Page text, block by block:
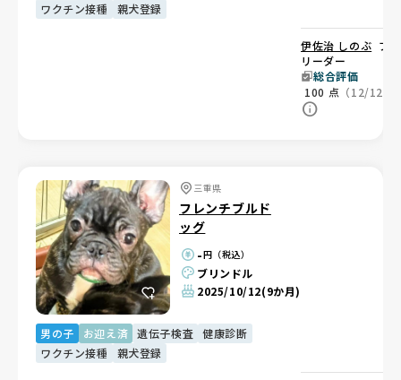
ワクチン接種
親犬登録
伊佐治 しのぶ ブ
リーダー
総合評価
100 点 （12/12）
三重県
フレンチブルド
ッグ
-円（税込）
ブリンドル
2025/10/12(9か月)
男の子 お迎え済 遺伝子検査
健康診断
ワクチン接種
親犬登録